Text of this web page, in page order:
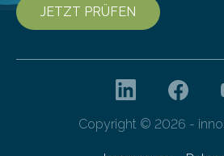
JETZT PRÜFEN
Copyright © 2026 -